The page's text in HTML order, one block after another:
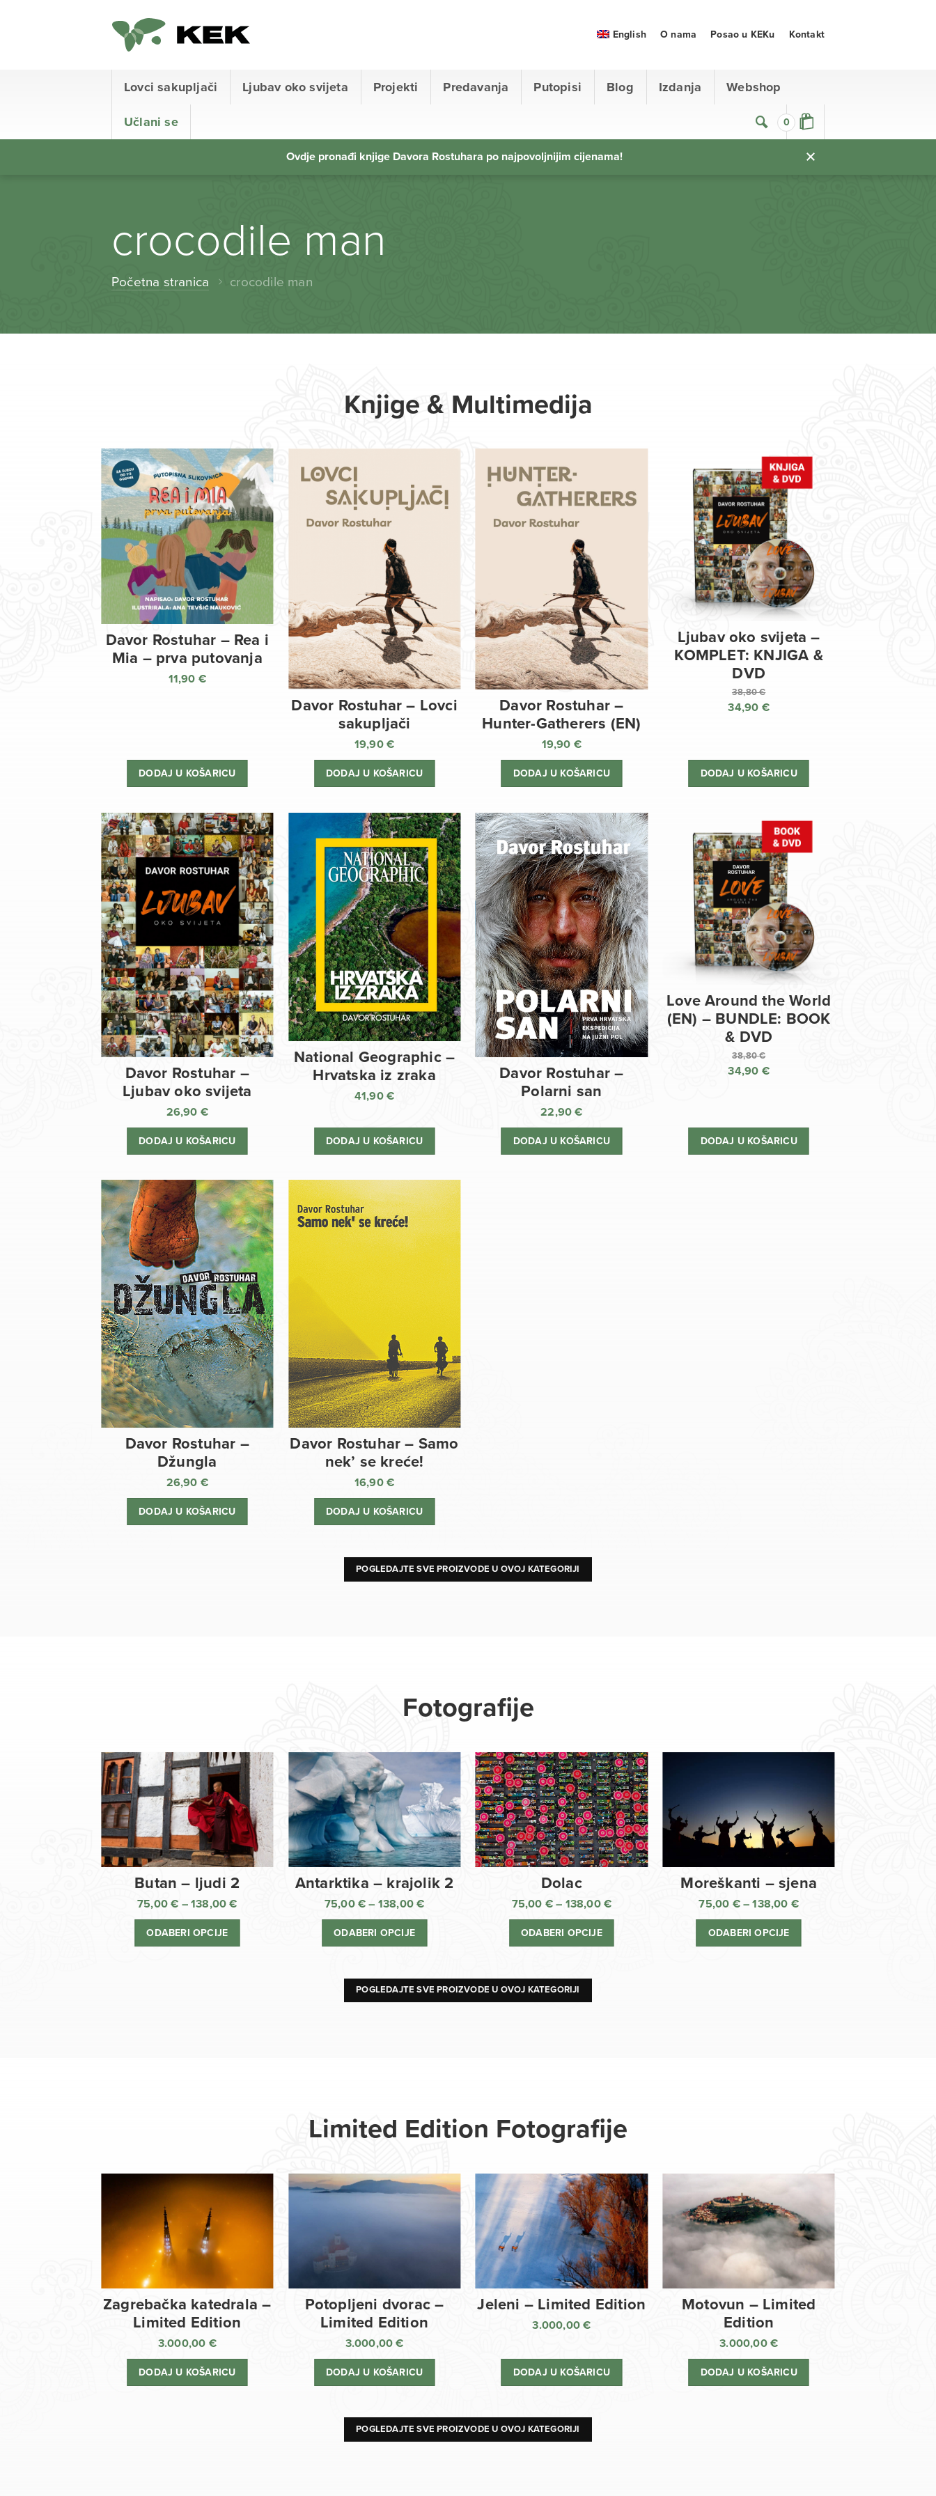
0
Lovci sakupljači Ljubav oko svijeta Projekti Predavanja Putopisi Blog Izdanja Webshop
Učlani se
English O nama Posao u KEKu Kontakt
Ovdje pronađi knjige Davora Rostuhara po najpovoljnijim cijenama!
crocodile man
Početna stranica crocodile man
Knjige & Multimedija
Davor Rostuhar – Rea i
Mia – prva putovanja
11,90 €
DODAJ U KOŠARICU
Davor Rostuhar – Lovci
sakupljači
19,90€
DODAJ U KOŠARICU
Davor Rostuhar –
Hunter-Gatherers (EN)
19,90 €
DODAJ U KOŠARICU
Ljubav oko svijeta –
KOMPLET: KNJIGA &
DVD
38,80€
Izvorna
je:
38,80 €.
34,90 €
je:
34,90 €.
DODAJ U KOŠARICU
Davor Rostuhar –
Ljubav oko svijeta
26,90 €
DODAJ U KOŠARICU
National Geographic –
Hrvatska iz zraka
41,90€
DODAJ U KOŠARICU
Davor Rostuhar –
Polarni san
22,90€
DODAJ U KOŠARICU
Love Around the World
(EN) – BUNDLE: BOOK
& DVD
38,80€
Izvorna
je:
38,80 €.
34,90 €
je:
34,90 €.
DODAJ U KOŠARICU
Davor Rostuhar –
Džungla
26,90 €
DODAJ U KOŠARICU
Davor Rostuhar – Samo
nek’ se kreće!
16,90€
DODAJ U KOŠARICU
POGLEDAJTE SVE PROIZVODE U OVOJ KATEGORIJI
Fotografije
Butan – ljudi 2
75,00€ – 138,00€
ODABERI OPCIJE
Antarktika – krajolik 2
75,00 € – 138,00€
138,00 €
ODABERI OPCIJE
Dolac
75,00 € – 138,00 €
cijena:
ODABERI OPCIJE
Moreškanti – sjena
75,00 € – 138,00 €Raspon
cijena:
ODABERI OPCIJE
POGLEDAJTE SVE PROIZVODE U OVOJ KATEGORIJI
Limited Edition Fotografije
Zagrebačka katedrala –
Limited Edition
3.000,00 €
DODAJ U KOŠARICU
Potopljeni dvorac –
Limited Edition
3.000,00€
DODAJ U KOŠARICU
Jeleni – Limited Edition
3.000,00€
DODAJ U KOŠARICU
Motovun – Limited
Edition
3.000,00 €
DODAJ U KOŠARICU
POGLEDAJTE SVE PROIZVODE U OVOJ KATEGORIJI